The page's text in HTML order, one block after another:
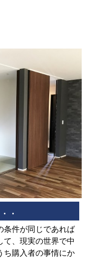
・
条件が同じであれば
て、現実の世界で中
ち購入者の事情にか